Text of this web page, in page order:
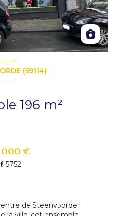
(59114)
Immeuble 196 m²
000 €
5752
de Steenvoorde !